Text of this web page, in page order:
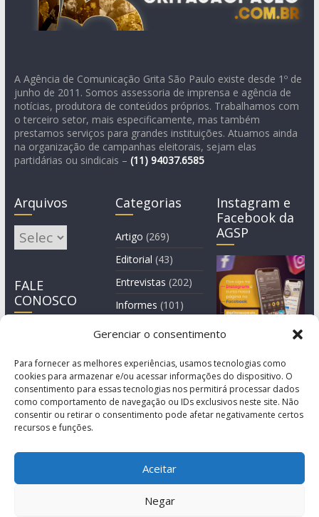
Gerenciar o consentimento
Para fornecer as melhores experiências, usamos tecnologias como
cookies para armazenar e/ou acessar informações do dispositivo. O
consentimento para essas tecnologias nos permitirá processar dados
como comportamento de navegação ou IDs exclusivos neste site. Não
consentir ou retirar o consentimento pode afetar negativamente certos
recursos e funções.
Aceitar
Negar
A Agência de Comunicação Grita São Paulo existe desde 1º de
junho de 2011. Somos assessoria de imprensa e agência de
notícias, produtora de conteúdos próprios. Trabalhamos com
o terceiro setor, mais especificamente, mas também
prestamos serviços para grandes instituições. Atuamos ainda
na organização de campanhas eleitorais, sejam elas
partidárias ou sindicais – (11) 94037.6585
Arquivos
Arquivos
FALE
CONOSCO
Categorias
Artigo (269)
Editorial (43)
Entrevistas (202)
Informes (101)
Manchete
Instagram e
Facebook da
AGSP
© Copyright 2011-2026